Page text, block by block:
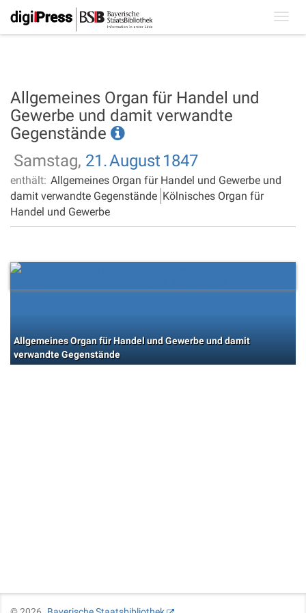
Allgemeines Organ für Handel und
Gewerbe und damit verwandte
Gegenstände
Samstag, 21.August 1847
enthält: Allgemeines Organ für Handel und Gewerbe und
damit verwandte Gegenstände Kölnisches Organ für
Handel und Gewerbe
Allgemeines Organ für Handel und Gewerbe und damit
verwandte Gegenstände